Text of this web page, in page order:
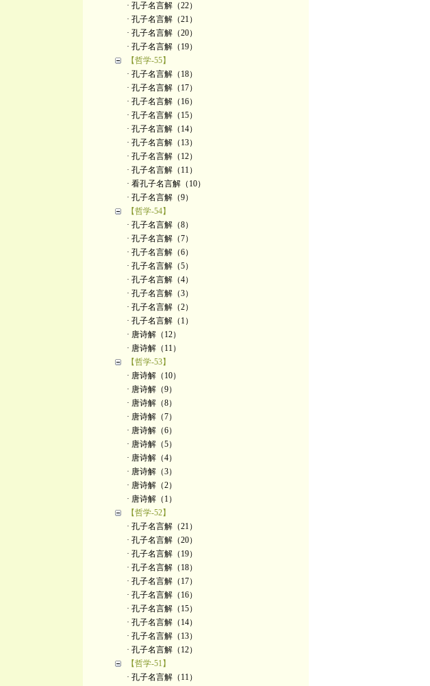
· 孔子名言解（22）
· 孔子名言解（21）
· 孔子名言解（20）
· 孔子名言解（19）
【哲学-55】
· 孔子名言解（18）
· 孔子名言解（17）
· 孔子名言解（16）
· 孔子名言解（15）
· 孔子名言解（14）
· 孔子名言解（13）
· 孔子名言解（12）
· 孔子名言解（11）
· 看孔子名言解（10）
· 孔子名言解（9）
【哲学-54】
· 孔子名言解（8）
· 孔子名言解（7）
· 孔子名言解（6）
· 孔子名言解（5）
· 孔子名言解（4）
· 孔子名言解（3）
· 孔子名言解（2）
· 孔子名言解（1）
· 唐诗解（12）
· 唐诗解（11）
【哲学-53】
· 唐诗解（10）
· 唐诗解（9）
· 唐诗解（8）
· 唐诗解（7）
· 唐诗解（6）
· 唐诗解（5）
· 唐诗解（4）
· 唐诗解（3）
· 唐诗解（2）
· 唐诗解（1）
【哲学-52】
· 孔子名言解（21）
· 孔子名言解（20）
· 孔子名言解（19）
· 孔子名言解（18）
· 孔子名言解（17）
· 孔子名言解（16）
· 孔子名言解（15）
· 孔子名言解（14）
· 孔子名言解（13）
· 孔子名言解（12）
【哲学-51】
· 孔子名言解（11）